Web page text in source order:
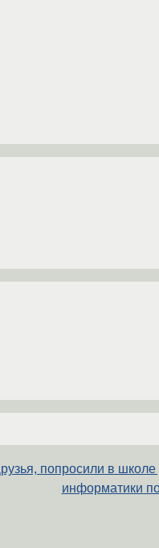
попросили в школе
информатики